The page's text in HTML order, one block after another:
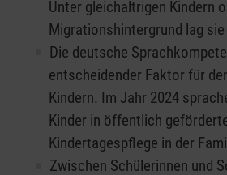
Unter gleichaltrigen Kindern
Migrationshintergrund lag
Die deutsche
entscheidender Faktor für
Kindern. Im Jahr 2024
Kinder in öffentlich
Kindertagespflege in der
Zwischen Schülerinnen und